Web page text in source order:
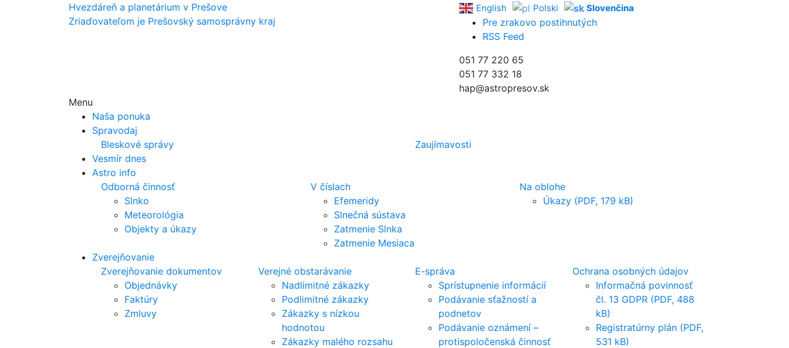
Hvezdáreň a planetárium v Prešove
Zriaďovateľom je Prešovský samosprávny kraj
English Polski Slovenčina
Pre zrakovo postihnutých
RSS Feed
051 77 220 65
051 77 332 18
hap@astropresov.sk
Menu
Naša ponuka
Spravodaj
Bleskové správy
Zaujímavosti
Vesmír dnes
Astro info
Odborná činnosť
Slnko
Meteorológia
Objekty a úkazy
V číslach
Efemeridy
Slnečná sústava
Zatmenie Slnka
Zatmenie Mesiaca
Na oblohe
Úkazy (PDF, 179 kB)
Zverejňovanie
Zverejňovanie dokumentov
Objednávky
Faktúry
Zmluvy
Verejné obstarávanie
Nadlimitné zákazky
Podlimitné zákazky
Zákazky s nízkou
hodnotou
Zákazky malého rozsahu
E-správa
Sprístupnenie informácií
Podávanie sťažností a
podnetov
Podávanie oznámení –
protispoločenská činnosť
Ochrana osobných údajov
Informačná povinnosť
čl. 13 GDPR (PDF, 488
kB)
Registratúrny plán (PDF,
531 kB)